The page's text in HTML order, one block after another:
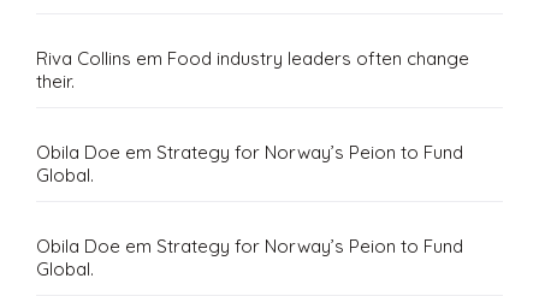
Riva Collins em Food industry leaders often change
their.
Obila Doe em Strategy for Norway’s Peion to Fund
Global.
Obila Doe em Strategy for Norway’s Peion to Fund
Global.